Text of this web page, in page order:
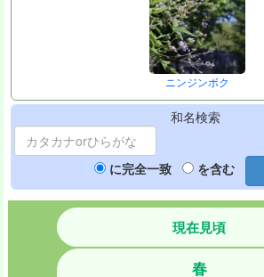
ニンジンボク
和名検索
に完全一致 を含む
現在見頃
春